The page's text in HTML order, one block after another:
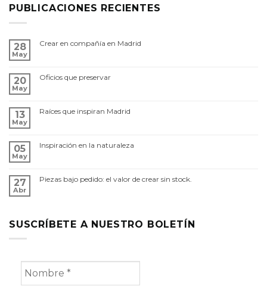
PUBLICACIONES RECIENTES
28
May
Crear en compañía en Madrid
20
May
Oficios que preservar
13
May
Raíces que inspiran Madrid
05
May
Inspiración en la naturaleza
27
Abr
Piezas bajo pedido: el valor de crear sin stock.
SUSCRÍBETE A NUESTRO BOLETÍN